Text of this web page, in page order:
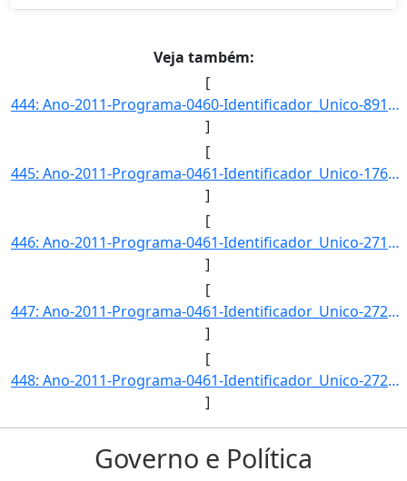
Veja também:
[
444: Ano-2011-Programa-0460-Identificador_Unico-891-Descricao-Taxa_de_Egressos_do_Programa_Bolsas_de_Inic]
]
[
445: Ano-2011-Programa-0461-Identificador_Unico-1761-Descricao-Indice_de_Produtividade_Cientifica_dos_Pes]
]
[
446: Ano-2011-Programa-0461-Identificador_Unico-2713-Descricao-Processos_e_Tecnicas_Desenvolvidos_nas_Uni]
]
[
447: Ano-2011-Programa-0461-Identificador_Unico-2723-Descricao-Artigos_Publicados_por_Pesquisadores_Brasi]
]
[
448: Ano-2011-Programa-0461-Identificador_Unico-2724-Descricao-Numero_de_Instituicoes_Usuarias_da_Rede_Na]
]
Governo e Política